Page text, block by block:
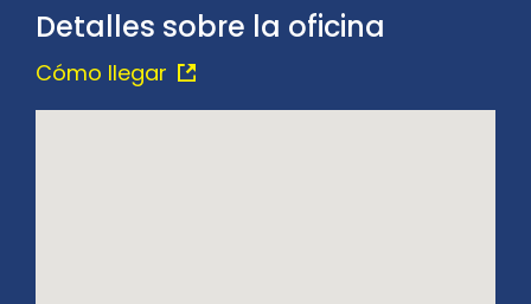
Detalles sobre la oficina
Cómo llegar